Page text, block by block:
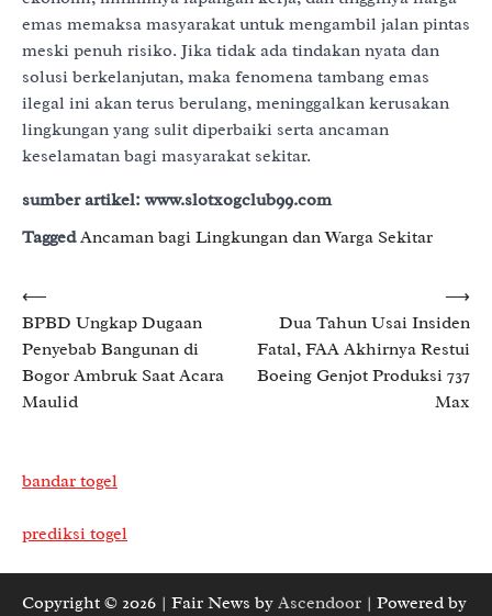
emas memaksa masyarakat untuk mengambil jalan pintas
meski penuh risiko. Jika tidak ada tindakan nyata dan
solusi berkelanjutan, maka fenomena tambang emas
ilegal ini akan terus berulang, meninggalkan kerusakan
lingkungan yang sulit diperbaiki serta ancaman
keselamatan bagi masyarakat sekitar.
sumber artikel: www.slotxogclub99.com
TaggedAncaman bagi Lingkungan dan Warga Sekitar
Post
navigation
⟵
BPBD Ungkap Dugaan
Penyebab Bangunan di
Bogor Ambruk Saat Acara
Maulid
Dua Tahun Usai Insiden
Fatal, FAA Akhirnya Restui
Boeing Genjot Produksi 737
Max
⟶
bandar togel
prediksi togel
Copyright © 2026 | Fair News by Ascendoor | Powered by